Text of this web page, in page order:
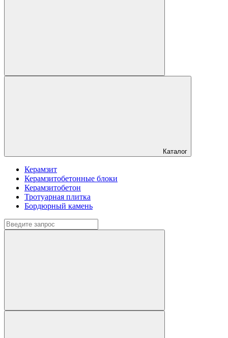
Каталог
Керамзит
Керамзитобетонные блоки
Керамзитобетон
Тротуарная плитка
Бордюрный камень